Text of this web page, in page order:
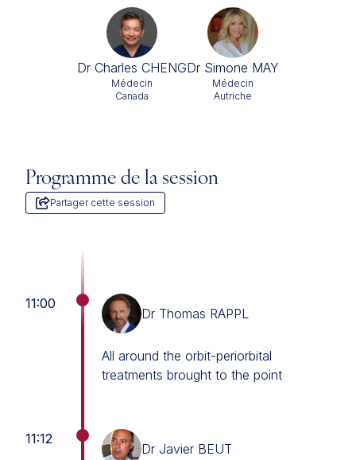
Dr Charles CHENG
Médecin
Canada
Dr Simone MAY
Médecin
Autriche
Programme de la session
Partager cette session
11:00
Dr Thomas RAPPL
All around the orbit-periorbital
treatments brought to the point
11:12
Dr Javier BEUT